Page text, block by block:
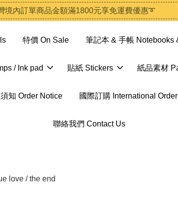
境內訂單商品金額滿1800元享免運費優惠➰
特價 On Sale 筆記本 & 手帳 Notebooks
/ Ink pad 貼紙 Stickers 紙品素材
知 Order Notice 國際訂購 International Order
聯絡我們 Contact Us
love / the end